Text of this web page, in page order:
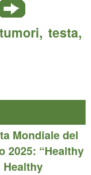
tumori,testa,
Mondiale del
2025: “Healthy
Healthy